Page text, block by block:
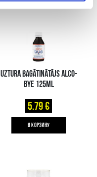
UZTURA BAGĀTINĀTĀJS ALCO-
BYE 125ML
5.79 €
B КОРЗИНУ